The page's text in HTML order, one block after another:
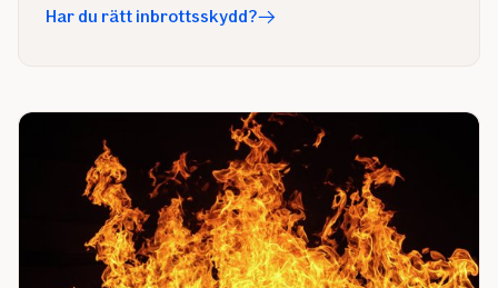
Har du rätt inbrottsskydd?